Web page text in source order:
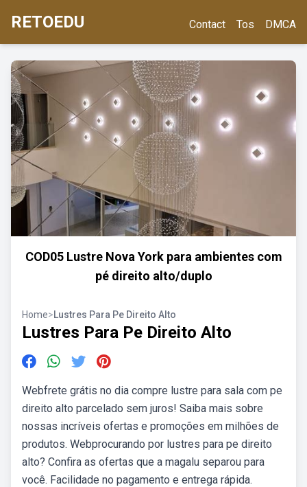
RETOEDU Contact Tos DMCA
COD05 Lustre Nova York para ambientes com
pé direito alto/duplo
Home>Lustres Para Pe Direito Alto
Lustres Para Pe Direito Alto
Webfrete grátis no dia compre lustre para sala com pe
direito alto parcelado sem juros! Saiba mais sobre
nossas incríveis ofertas e promoções em milhões de
produtos. Webprocurando por lustres para pe direito
alto? Confira as ofertas que a magalu separou para
você. Facilidade no pagamento e entrega rápida.